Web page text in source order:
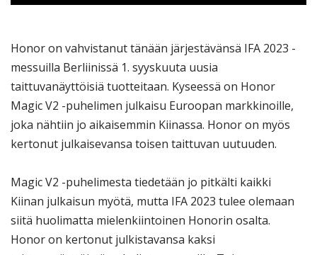
Honor on vahvistanut tänään järjestävänsä IFA 2023 -
messuilla Berliinissä 1. syyskuuta uusia
taittuvanäyttöisiä tuotteitaan. Kyseessä on Honor
Magic V2 -puhelimen julkaisu Euroopan markkinoille,
joka nähtiin jo aikaisemmin Kiinassa. Honor on myös
kertonut julkaisevansa toisen taittuvan uutuuden.
Magic V2 -puhelimesta tiedetään jo pitkälti kaikki
Kiinan julkaisun myötä, mutta IFA 2023 tulee olemaan
siitä huolimatta mielenkiintoinen Honorin osalta.
Honor on kertonut julkistavansa kaksi